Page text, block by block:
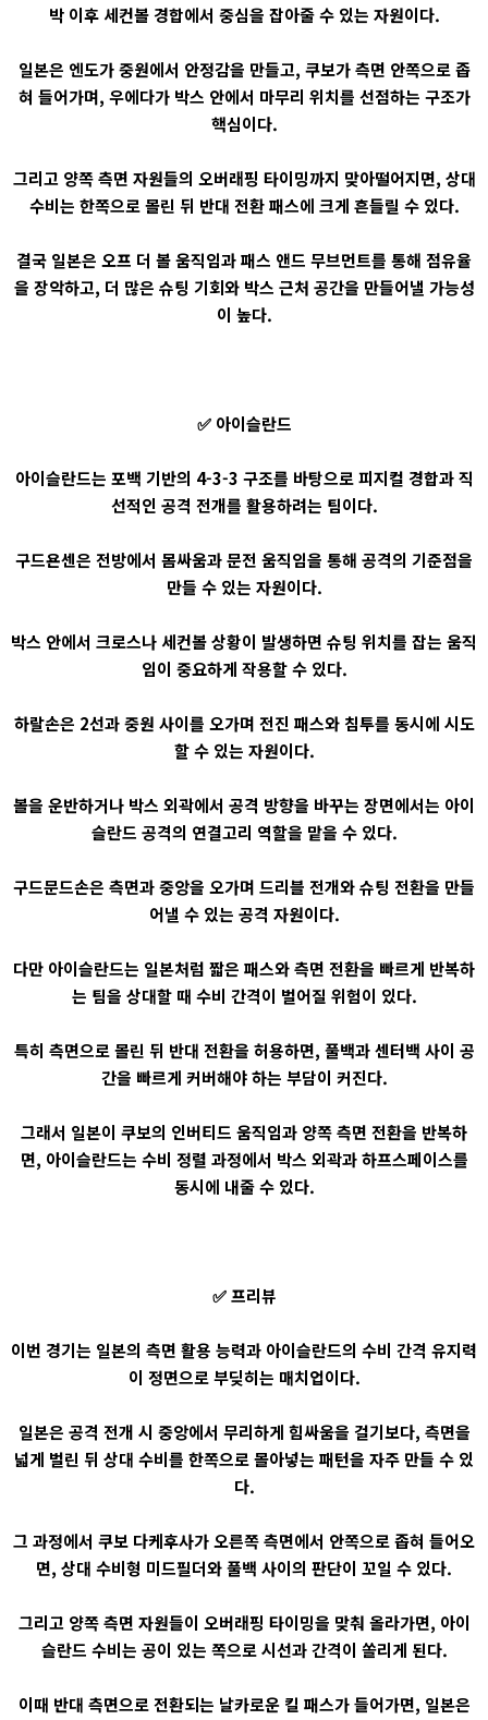
박 이후 세컨볼 경합에서 중심을 잡아줄 수 있는 자원이다.
일본은 엔도가 중원에서 안정감을 만들고, 쿠보가 측면 안쪽으로 좁
혀 들어가며, 우에다가 박스 안에서 마무리 위치를 선점하는 구조가
핵심이다.
그리고 양쪽 측면 자원들의 오버래핑 타이밍까지 맞아떨어지면, 상대
수비는 한쪽으로 몰린 뒤 반대 전환 패스에 크게 흔들릴 수 있다.
결국 일본은 오프 더 볼 움직임과 패스 앤드 무브먼트를 통해 점유율
을 장악하고, 더 많은 슈팅 기회와 박스 근처 공간을 만들어낼 가능성
이 높다.
✅ 아이슬란드
아이슬란드는 포백 기반의 4-3-3 구조를 바탕으로 피지컬 경합과 직
선적인 공격 전개를 활용하려는 팀이다.
구드욘센은 전방에서 몸싸움과 문전 움직임을 통해 공격의 기준점을
만들 수 있는 자원이다.
박스 안에서 크로스나 세컨볼 상황이 발생하면 슈팅 위치를 잡는 움직
임이 중요하게 작용할 수 있다.
하랄손은 2선과 중원 사이를 오가며 전진 패스와 침투를 동시에 시도
할 수 있는 자원이다.
볼을 운반하거나 박스 외곽에서 공격 방향을 바꾸는 장면에서는 아이
슬란드 공격의 연결고리 역할을 맡을 수 있다.
구드문드손은 측면과 중앙을 오가며 드리블 전개와 슈팅 전환을 만들
어낼 수 있는 공격 자원이다.
다만 아이슬란드는 일본처럼 짧은 패스와 측면 전환을 빠르게 반복하
는 팀을 상대할 때 수비 간격이 벌어질 위험이 있다.
특히 측면으로 몰린 뒤 반대 전환을 허용하면, 풀백과 센터백 사이 공
간을 빠르게 커버해야 하는 부담이 커진다.
그래서 일본이 쿠보의 인버티드 움직임과 양쪽 측면 전환을 반복하
면, 아이슬란드는 수비 정렬 과정에서 박스 외곽과 하프스페이스를
동시에 내줄 수 있다.
✅ 프리뷰
이번 경기는 일본의 측면 활용 능력과 아이슬란드의 수비 간격 유지력
이 정면으로 부딪히는 매치업이다.
일본은 공격 전개 시 중앙에서 무리하게 힘싸움을 걸기보다, 측면을
넓게 벌린 뒤 상대 수비를 한쪽으로 몰아넣는 패턴을 자주 만들 수 있
다.
그 과정에서 쿠보 다케후사가 오른쪽 측면에서 안쪽으로 좁혀 들어오
면, 상대 수비형 미드필더와 풀백 사이의 판단이 꼬일 수 있다.
그리고 양쪽 측면 자원들이 오버래핑 타이밍을 맞춰 올라가면, 아이
슬란드 수비는 공이 있는 쪽으로 시선과 간격이 쏠리게 된다.
이때 반대 측면으로 전환되는 날카로운 킬 패스가 들어가면, 일본은